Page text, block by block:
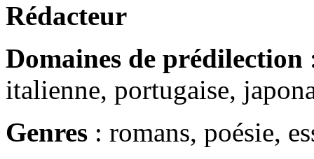
Rédacteur
Domaines de prédilection
italienne, portugaise,
Genres : romans, poésie,